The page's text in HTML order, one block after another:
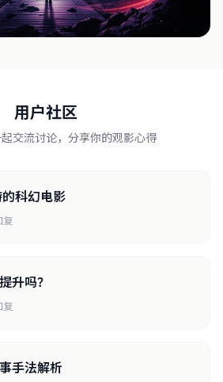
用户社区
交流讨论，分享你的观影心得
科幻电影
复
升吗？
复
手法解析